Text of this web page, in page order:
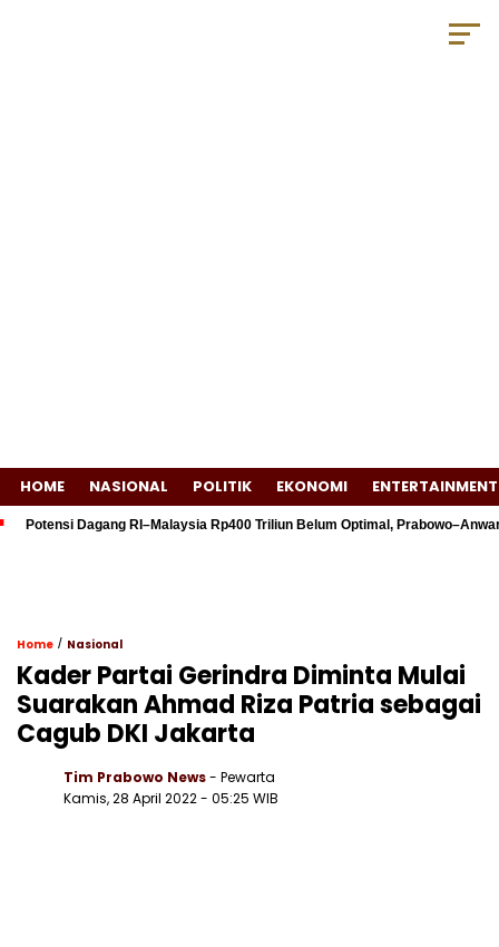
HOME NASIONAL POLITIK EKONOMI ENTERTAINMENT
Potensi Dagang RI–Malaysia Rp400 Triliun Belum Optimal,
Home / Nasional
Kader Partai Gerindra Diminta Mulai
Suarakan Ahmad Riza Patria sebagai
Cagub DKI Jakarta
Tim Prabowo News- Pewarta
Kamis, 28 April 2022 - 05:25 WIB